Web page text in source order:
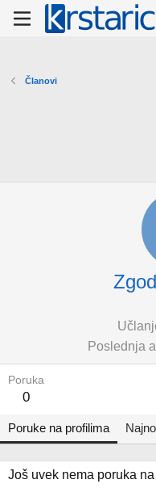
Članovi
Poslednja
Poruka
0
Poruke na profilima
Još uvek nema poruka